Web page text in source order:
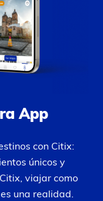
App
con Citix:
únicos y
viajar como
una realidad.